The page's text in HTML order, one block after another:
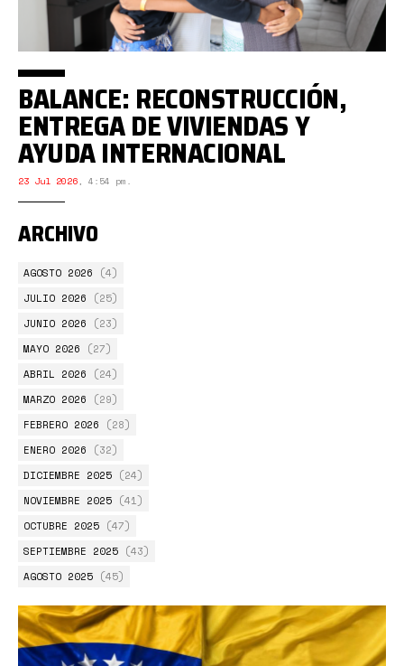
BALANCE: RECONSTRUCCIÓN,
ENTREGA DE VIVIENDAS Y
AYUDA INTERNACIONAL
23 Jul 2026, 4:54 pm.
ARCHIVO
AGOSTO 2026 (4)
JULIO 2026 (25)
JUNIO 2026 (23)
MAYO 2026 (27)
ABRIL 2026 (24)
MARZO 2026 (29)
FEBRERO 2026 (28)
ENERO 2026 (32)
DICIEMBRE 2025 (24)
NOVIEMBRE 2025 (41)
OCTUBRE 2025 (47)
SEPTIEMBRE 2025 (43)
AGOSTO 2025 (45)
JULIO 2025(51)
JUNIO 2025(54)
MAYO 2025(56)